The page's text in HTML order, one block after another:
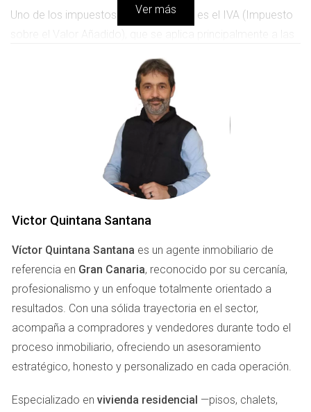
Uno de los impuestos más relevantes es el IVA (Impuesto
sobre el Valor Añadido), que se aplica principalmente a las
de venta. Además, tendrás que pagar el AJD (Actos
Jurídicos Documentados), que se calcula sobre el precio
de la escritura y varía entre el 0,5% y el 1,5%, dependiendo
de la comunidad autónoma. > "El IVA y el AJD son dos
impuestos clave a considerar al comprar una vivienda
nueva en Gran Canaria."
La Plusvalía Municipal es otro impuesto importante que
debes tener en cuenta. Este tributo se calcula sobre el
incremento del valor del terreno desde la última
transmisión y es pagado por el vendedor, aunque algunas
veces se negocia con el comprador. La tasa varía según el
municipio y puede ser un porcentaje significativo del valor
catastral del inmueble.
Otros Impuestos a Considerar
Además de los impuestos mencionados anteriormente,
Ver más
Victor Quintana Santana
Víctor Quintana Santana es un agente inmobiliario de
referencia en Gran Canaria, reconocido por su cercanía,
profesionalismo y un enfoque totalmente orientado a
resultados. Con una sólida trayectoria en el sector,
acompaña a compradores y vendedores durante todo el
proceso inmobiliario, ofreciendo un asesoramiento
estratégico, honesto y personalizado en cada operación.
Especializado en vivienda residencial —pisos, chalets,